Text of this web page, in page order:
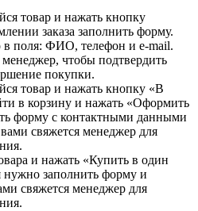
товар и нажать кнопку
заказа заполнить форму.
поля: ФИО, телефон и e-mail.
чтобы подтвердить
покупки.
товар и нажать кнопку «В
в корзину и нажать «Оформить
форму с контактными данными
свяжется менеджер для
и нажать «Купить в один
заполнить форму и
свяжется менеджер для